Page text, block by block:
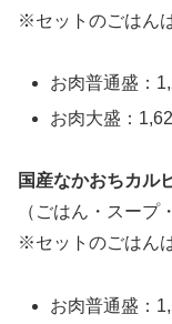
※セットのごはん
お肉普通盛：
お肉大盛：
国産なかおちカル
（ごはん・スープ
※セットのごはん
お肉普通盛：